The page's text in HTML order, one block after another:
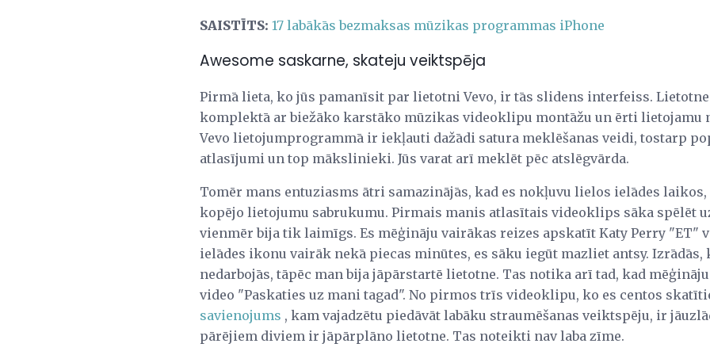
SAISTĪTS: 17 labākās bezmaksas mūzikas programmas iPhone
Awesome saskarne, skateju veiktspēja
Pirmā lieta, ko jūs pamanīsit par lietotni Vevo, ir tās slidens interfeiss.
komplektā ar biežāko karstāko mūzikas videoklipu montāžu un ērti lietojamu
Vevo lietojumprogrammā ir iekļauti dažādi satura meklēšanas veidi, tostarp
atlasījumi un top mākslinieki. Jūs varat arī meklēt pēc atslēgvārda.
Tomēr mans entuziasms ātri samazinājās, kad es nokļuvu lielos ielādes
kopējo lietojumu sabrukumu. Pirmais manis atlasītais videoklips sāka spēlēt
vienmēr bija tik laimīgs. Es mēģināju vairākas reizes apskatīt Katy Perry "ET"
ielādes ikonu vairāk nekā piecas minūtes, es sāku iegūt mazliet antsy. Izrādās,
nedarbojās, tāpēc man bija jāpārstartē lietotne. Tas notika arī tad, kad
video "Paskaties uz mani tagad". No pirmos trīs videoklipu, ko es centos
savienojums , kam vajadzētu piedāvāt labāku straumēšanas veiktspēju, ir
pārējiem diviem ir jāpārplāno lietotne. Tas noteikti nav laba zīme.